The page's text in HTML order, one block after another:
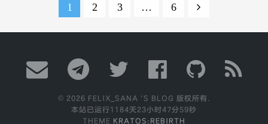
1 2 3 … 6
© 2026 FELIX_SANA 'S BLOG 版权所有.
本站已运行1184天23小时48分00秒
THEME KRATOS:REBIRTH